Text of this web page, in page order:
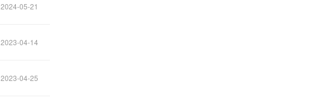
2024-05-21
2023-04-14
2023-04-25